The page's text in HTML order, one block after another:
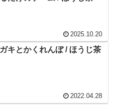
2025.10.20
キとかくれんぼ / ほうじ茶
2022.04.28